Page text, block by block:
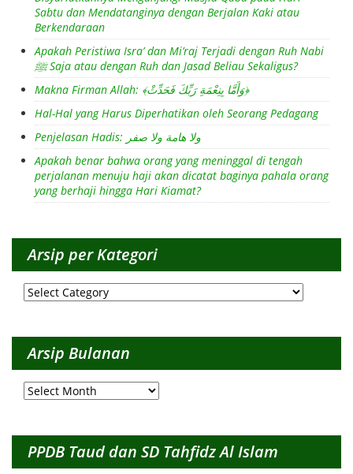
Sabtu dan Mendatanginya dengan Berjalan Kaki atau
Berkendaraan
Apakah Peristiwa Isra’ dan Mi’raj Terjadi dengan Ruh Nabi
ﷺ Saja atau dengan Ruh dan Jasad Beliau Sekaligus?
Makna Firman Allah: ﴾وَأَمَّا بِنِعْمَةِ رَبِّكَ فَحَدِّثْ﴿
Hal-Hal yang Harus Diperhatikan oleh Seorang Pedagang
Penjelasan Hadis: ولا هامة ولا صفر
Apakah benar bahwa orang yang meninggal di tengah
perjalanan menuju haji akan dicatat baginya pahala orang
yang berhaji hingga Hari Kiamat?
Arsip per Kategori
Arsip
per
Arsip Bulanan
Arsip
Bulanan
PPDB Taud dan SD Tahfidz Al Islam